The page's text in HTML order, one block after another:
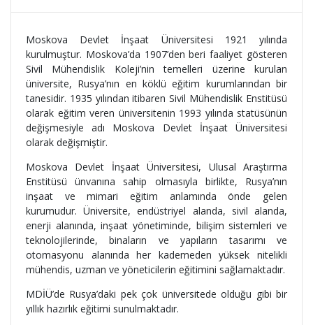
Moskova Devlet İnşaat Üniversitesi 1921 yılında
kurulmuştur. Moskova’da 1907’den beri faaliyet gösteren
Sivil Mühendislik Koleji’nin temelleri üzerine kurulan
üniversite, Rusya’nın en köklü eğitim kurumlarından bir
tanesidir. 1935 yılından itibaren Sivil Mühendislik Enstitüsü
olarak eğitim veren üniversitenin 1993 yılında statüsünün
değişmesiyle adı Moskova Devlet İnşaat Üniversitesi
olarak değişmiştir.
Moskova Devlet İnşaat Üniversitesi, Ulusal Araştırma
Enstitüsü ünvanına sahip olmasıyla birlikte, Rusya’nın
inşaat ve mimari eğitim anlamında önde gelen
kurumudur. Üniversite, endüstriyel alanda, sivil alanda,
enerji alanında, inşaat yönetiminde, bilişim sistemleri ve
teknolojilerinde, binaların ve yapıların tasarımı ve
otomasyonu alanında her kademeden yüksek nitelikli
mühendis, uzman ve yöneticilerin eğitimini sağlamaktadır.
MDİÜ’de Rusya’daki pek çok üniversitede olduğu gibi bir
yıllık hazırlık eğitimi sunulmaktadır.